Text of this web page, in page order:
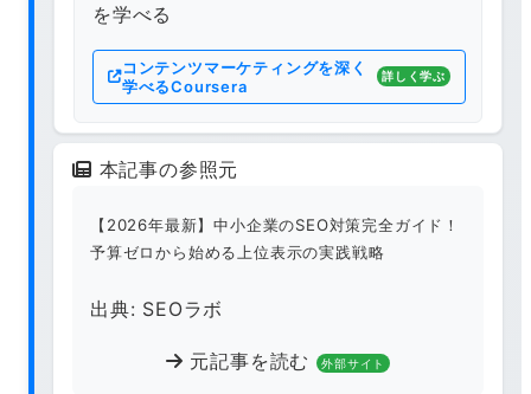
を学べる
コンテンツマーケティングを深く
学べるCoursera
詳しく学ぶ
本記事の参照元
【2026年最新】中小企業のSEO対策完全ガイド！
予算ゼロから始める上位表示の実践戦略
出典: SEOラボ
元記事を読む 外部サイト